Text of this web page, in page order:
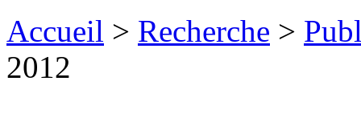
Accueil > Recherche >
2012